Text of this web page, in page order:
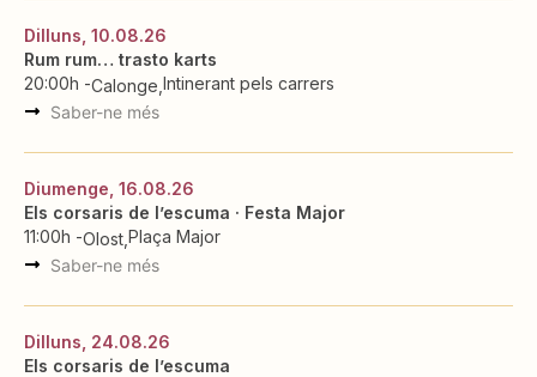
Dilluns, 10.08.26
Rum rum… trasto karts
20:00h -Calonge Intinerant pels carrers
Saber-ne més
Diumenge, 16.08.26
Els corsaris de l’escuma · Festa Major
11:00h -Olost Plaça Major
Saber-ne més
Dilluns, 24.08.26
Els corsaris de l’escuma